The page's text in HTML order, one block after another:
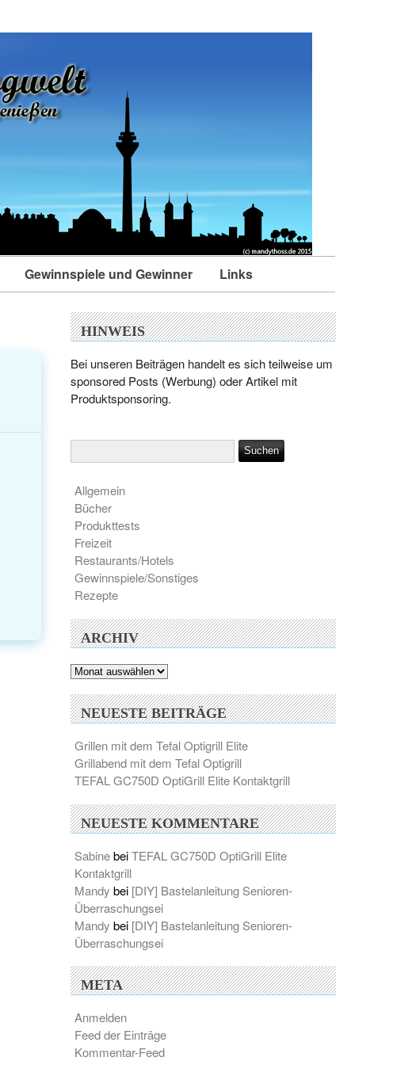
Gewinnspiele und Gewinner Links
HINWEIS
Bei unseren Beiträgen handelt es sich teilweise um
sponsored Posts (Werbung) oder Artikel mit
Produktsponsoring.
Allgemein
Bücher
Produkttests
Freizeit
Restaurants/Hotels
Gewinnspiele/Sonstiges
Rezepte
ARCHIV
Archiv
NEUESTE BEITRÄGE
Grillen mit dem Tefal Optigrill Elite
Grillabend mit dem Tefal Optigrill
TEFAL GC750D OptiGrill Elite Kontaktgrill
NEUESTE KOMMENTARE
SabinebeiTEFAL GC750D OptiGrill Elite
Kontaktgrill
Mandy bei [DIY] Bastelanleitung Senioren-
Überraschungsei
Mandy bei [DIY] Bastelanleitung Senioren-
Überraschungsei
META
Anmelden
Feed der Einträge
Kommentar-Feed